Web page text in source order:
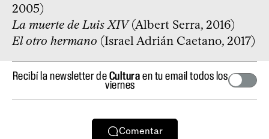
2005)
La muerte de Luis XIV(Albert Serra, 2016)
El otro hermano (Israel Adrián Caetano, 2017)
Recibí la newsletter deCulturaen tu email todos los
viernes
Comentar